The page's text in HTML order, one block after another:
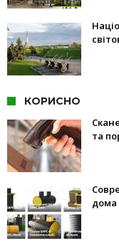
КОРИСНО
та
дома